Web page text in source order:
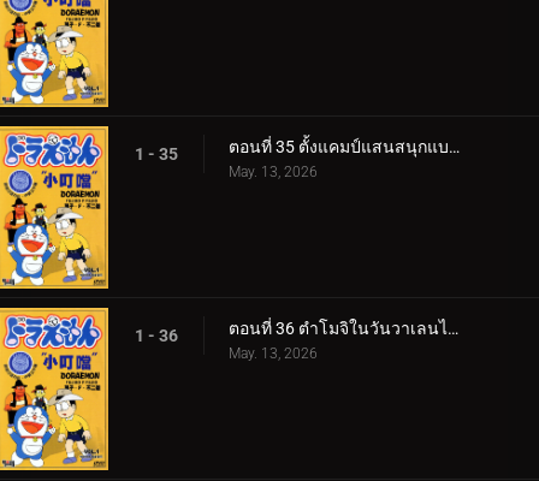
1 - 35 ตอนที่ 35 ตั้งแคมป์แสนสนุกแบบศตวรรษที่ 22
May. 13, 2026
1 - 36 ตอนที่ 36 ตำโมจิในวันวาเลนไทน์
May. 13, 2026